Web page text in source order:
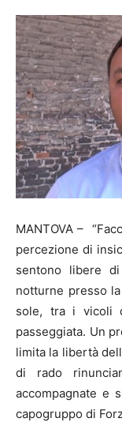
MANTOVA –
percezione di
sentono libere
notturne presso
sole, tra i vicoli
passeggiata. Un
limita la libertà
di rado
accompagnate e
capogruppo di